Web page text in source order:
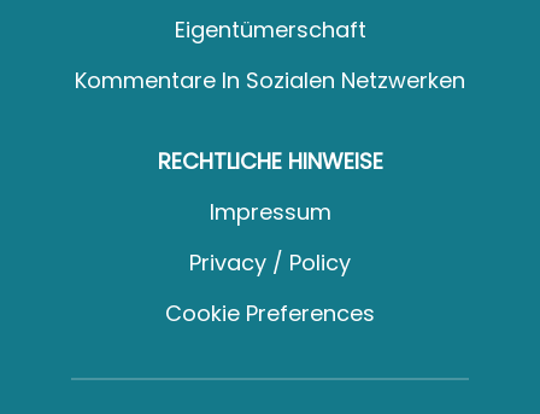
Eigentümerschaft
Kommentare In Sozialen Netzwerken
RECHTLICHE HINWEISE
Impressum
Privacy / Policy
Cookie Preferences